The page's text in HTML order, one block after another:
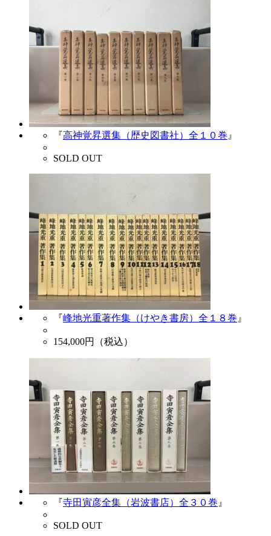
『高神覚昇選集（歴史図書社）全１０巻 』
SOLD OUT
『峰地光重著作集（けやき書房）全１８巻 』
154,000円（税込）
『寺田寅彦全集（岩波書店）全３０巻 』
SOLD OUT